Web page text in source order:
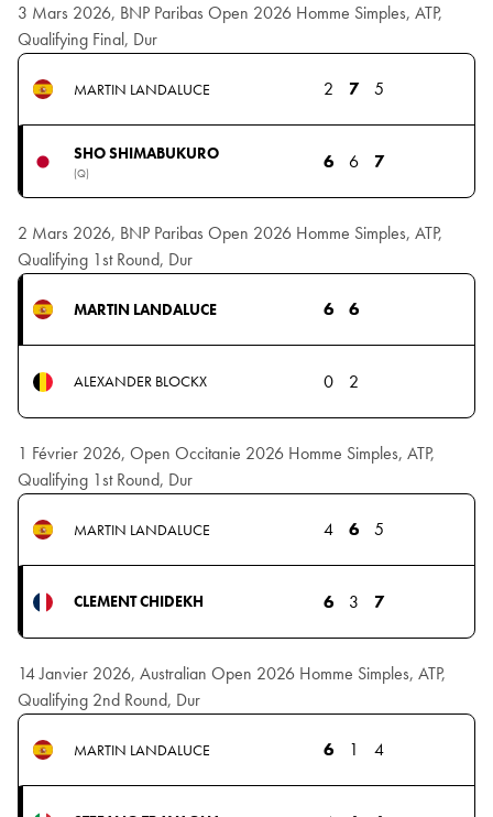
3 Mars 2026, BNP Paribas Open 2026 Homme Simples, ATP,
Qualifying Final, Dur
MARTIN LANDALUCE 2 7 5
SHO SHIMABUKURO
(Q)
6 6 7
2 Mars 2026, BNP Paribas Open 2026 Homme Simples, ATP,
Qualifying 1st Round, Dur
MARTIN LANDALUCE 6 6
ALEXANDER BLOCKX 0 2
1 Février 2026, Open Occitanie 2026 Homme Simples, ATP,
Qualifying 1st Round, Dur
MARTIN LANDALUCE 4 6 5
CLEMENT CHIDEKH 6 3 7
14 Janvier 2026, Australian Open 2026 Homme Simples, ATP,
Qualifying 2nd Round, Dur
MARTIN LANDALUCE 6 1 4